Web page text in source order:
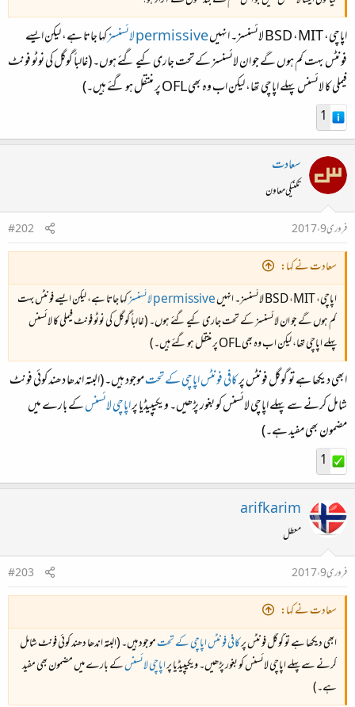
اپاچی،MIT،BSDلائسنسز۔ انہیںpermissiveلائسنسزکہا جاتا ہے، لیکن ایسے
فونٹس بہت کم ہوں گے جو ان لائسنسز کے تحت جاری کیے گئے ہوں۔ (غالباً گوگل کی نوٹو فونٹ
فیملی کا لائسنس پہلے اپاچی تھا، لیکن اب وہ بھیOFLپر منتقل ہو گئے ہیں۔)
1
سعادت
تکنیکی معاون
فروری 9، 2017
#202
سعادت نے کہا:
اپاچی،MIT،BSDلائسنسز۔ انہیںpermissiveلائسنسزکہا جاتا ہے، لیکن ایسے فونٹس بہت
کم ہوں گے جو ان لائسنسز کے تحت جاری کیے گئے ہوں۔ (غالباً گوگل کی نوٹو فونٹ فیملی کا لائسنس
پہلے اپاچی تھا، لیکن اب وہ بھیOFLپر منتقل ہو گئے ہیں۔)
ابھی دیکھا ہے تو گوگل فونٹس پرکافی فونٹس اپاچی کے تحتموجود ہیں۔ (البتہ اندھا دھند کوئی فونٹ
شامل کرنے سے پہلے اپاچی لائسنس کو بغور پڑھیں۔ ویکیپیڈیا پراپاچی لائسنسکے بارے میں
مضمون بھی مفید ہے۔)
1
arifkarim
معطل
فروری 9، 2017
#203
سعادت نے کہا:
ابھی دیکھا ہے تو گوگل فونٹس پرکافی فونٹس اپاچی کے تحتموجود ہیں۔ (البتہ اندھا دھند کوئی فونٹ شامل
کرنے سے پہلے اپاچی لائسنس کو بغور پڑھیں۔ ویکیپیڈیا پراپاچی لائسنسکے بارے میں مضمون بھی مفید
ہے۔)